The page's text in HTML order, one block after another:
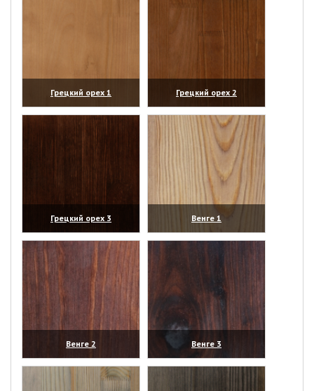
Грецкий орех 1
(увеличить)
Грецкий орех 2
(увеличить)
Грецкий орех 3
(увеличить)
Венге 1
(увеличить)
Венге 2
(увеличить)
Венге 3
(увеличить)